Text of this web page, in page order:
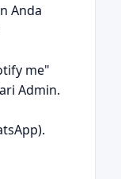
Anda
me"
Admin.